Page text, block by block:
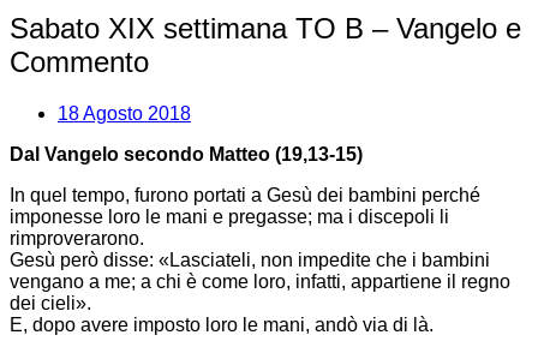
Sabato XIX settimana TO B – Vangelo e
Commento
18 Agosto 2018
Dal Vangelo secondo Matteo (19,13-15)
In quel tempo, furono portati a Gesù dei bambini perché
imponesse loro le mani e pregasse; ma i discepoli li
rimproverarono.
Gesù però disse: «Lasciateli, non impedite che i bambini
vengano a me; a chi è come loro, infatti, appartiene il regno
dei cieli».
E, dopo avere imposto loro le mani, andò via di là.